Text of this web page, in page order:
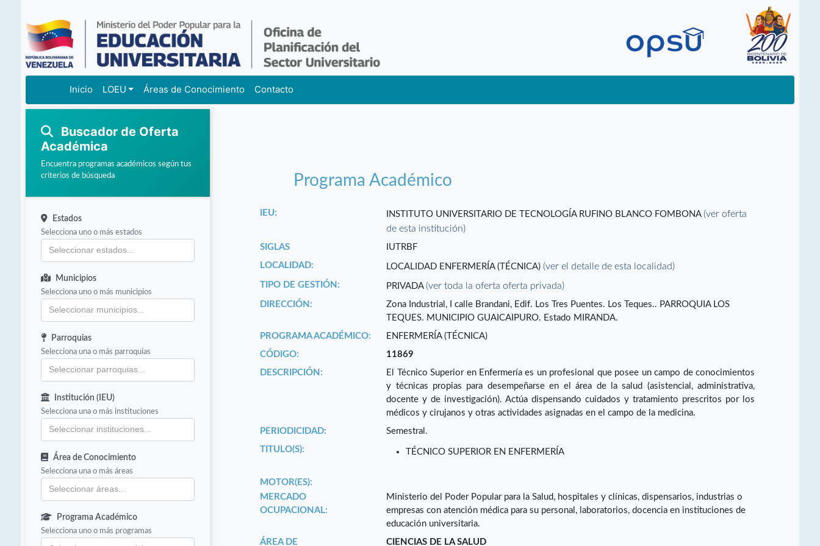
Inicio LOEU Áreas de Conocimiento Contacto
Buscador de Oferta
Académica
Encuentra programas académicos según tus
criterios de búsqueda
Estados
Selecciona uno o más estados
Municipios
Selecciona uno o más municipios
Parroquias
Selecciona una o más parroquias
Institución (IEU)
Selecciona una o más instituciones
Área de Conocimiento
Selecciona una o más áreas
Programa Académico
Selecciona uno o más programas
Programa Académico
IEU: INSTITUTO UNIVERSITARIO DE TECNOLOGÍA RUFINO BLANCO FOMBONA(ver oferta
de esta institución)
SIGLAS
IUTRBF
LOCALIDAD:
LOCALIDAD ENFERMERÍA (TÉCNICA)(ver el detalle de esta localidad)
TIPO DE GESTIÓN: PRIVADA(ver toda la oferta oferta privada)
DIRECCIÓN:
Zona Industrial, I calle Brandani, Edif. Los Tres Puentes. Los Teques.. PARROQUIA LOS
TEQUES. MUNICIPIO GUAICAIPURO. Estado MIRANDA.
PROGRAMA ACADÉMICO:
ENFERMERÍA (TÉCNICA)
CÓDIGO:
11869
DESCRIPCIÓN:
El Técnico Superior en Enfermería es un profesional que posee un campo de conocimientos
y técnicas propias para desempeñarse en el área de la salud (asistencial, administrativa,
docente y de investigación). Actúa dispensando cuidados y tratamiento prescritos por los
médicos y cirujanos y otras actividades asignadas en el campo de la medicina.
PERIODICIDAD:
Semestral.
TITULO(S):
TÉCNICO SUPERIOR EN ENFERMERÍA
MOTOR(ES):
MERCADO
OCUPACIONAL:
Ministerio del Poder Popular para la Salud, hospitales y clínicas, dispensarios, industrias o
empresas con atención médica para su personal, laboratorios, docencia en instituciones de
educación universitaria.
ÁREA DE
CIENCIAS DE LA SALUD